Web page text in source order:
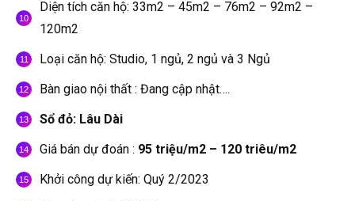
Diện tích căn hộ: 33m2 – 45m2 – 76m2 – 92m2 –
120m2
Loại căn hộ: Studio, 1 ngủ, 2 ngủ và 3 Ngủ
Bàn giao nội thất : Đang cập nhật….
Sổ đỏ: Lâu Dài
Giá bán dự đoán : 95 triệu/m2 – 120 triêu/m2
Khởi công dự kiến: Quý 2/2023